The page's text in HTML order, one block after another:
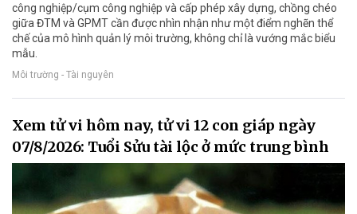
công nghiệp/cụm công nghiệp và cấp phép xây dựng, chồng chéo
giữa ĐTM và GPMT cần được nhìn nhận như một điểm nghẽn thể
chế của mô hình quản lý môi trường, không chỉ là vướng mắc biểu
mẫu.
Môi trường - Tài nguyên
Xem tử vi hôm nay, tử vi 12 con giáp ngày
07/8/2026: Tuổi Sửu tài lộc ở mức trung bình